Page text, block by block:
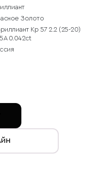
Золото
Кр 57 2.2 (25-20)
0.042ct